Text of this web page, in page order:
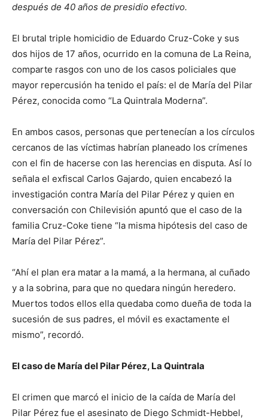
después de 40 años de presidio efectivo.
El brutal triple homicidio de Eduardo Cruz-Coke y sus
dos hijos de 17 años, ocurrido en la comuna de La Reina,
comparte rasgos con uno de los casos policiales que
mayor repercusión ha tenido el país: el de María del Pilar
Pérez, conocida como “La Quintrala Moderna”.
En ambos casos, personas que pertenecían a los círculos
cercanos de las víctimas habrían planeado los crímenes
con el fin de hacerse con las herencias en disputa. Así lo
señala el exfiscal Carlos Gajardo, quien encabezó la
investigación contra María del Pilar Pérez y quien en
conversación con Chilevisión apuntó que el caso de la
familia Cruz-Coke tiene “la misma hipótesis del caso de
María del Pilar Pérez”.
“Ahí el plan era matar a la mamá, a la hermana, al cuñado
y a la sobrina, para que no quedara ningún heredero.
Muertos todos ellos ella quedaba como dueña de toda la
sucesión de sus padres, el móvil es exactamente el
mismo”, recordó.
El caso de María del Pilar Pérez, La Quintrala
El crimen que marcó el inicio de la caída de María del
Pilar Pérez fue el asesinato de Diego Schmidt-Hebbel,